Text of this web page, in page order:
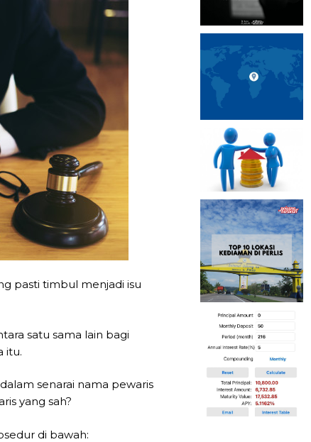
pasti timbul menjadi isu
satu sama lain bagi
itu.
senarai nama pewaris
yang sah?
di bawah: